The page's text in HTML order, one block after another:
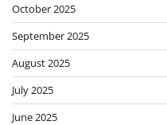
October 2025
September 2025
August 2025
July 2025
June 2025